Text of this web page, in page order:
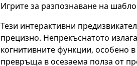
Игрите за разпознаване на
Тези интерактивни
прецизно. Непрекъснатото
когнитивните функции, особено
превръща в осезаема полза от